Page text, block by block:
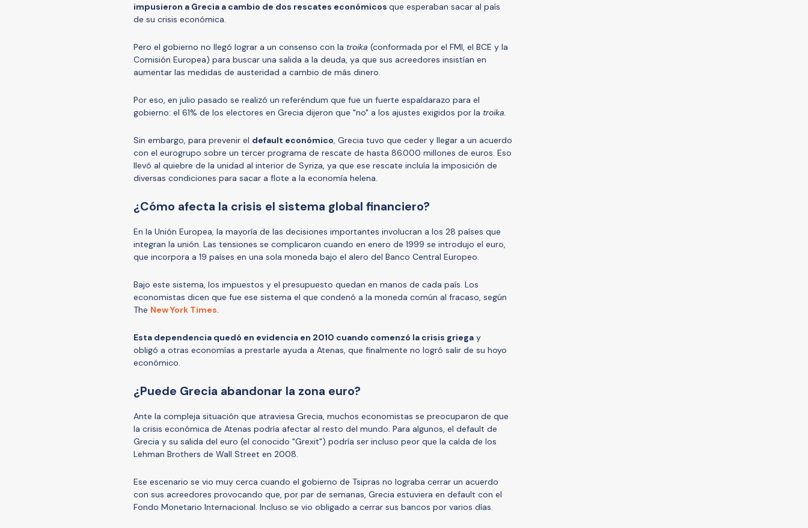
impusieron a Grecia a cambio de dos rescates económicos que esperaban sacar al país
de su crisis económica.
Pero el gobierno no llegó lograr a un consenso con la troika (conformada por el FMI, el BCE y la
Comisión Europea) para buscar una salida a la deuda, ya que sus acreedores insistían en
aumentar las medidas de austeridad a cambio de más dinero.
Por eso, en julio pasado se realizó un referéndum que fue un fuerte espaldarazo para el
gobierno: el 61% de los electores en Grecia dijeron que "no" a los ajustes exigidos por la troika.
Sin embargo, para prevenir el default económico, Grecia tuvo que ceder y llegar a un acuerdo
con el eurogrupo sobre un tercer programa de rescate de hasta 86.000 millones de euros. Eso
llevó al quiebre de la unidad al interior de Syriza, ya que ese rescate incluía la imposición de
diversas condiciones para sacar a flote a la economía helena.
¿Cómo afecta la crisis el sistema global financiero?
En la Unión Europea, la mayoría de las decisiones importantes involucran a los 28 países que
integran la unión. Las tensiones se complicaron cuando en enero de 1999 se introdujo el euro,
que incorpora a 19 países en una sola moneda bajo el alero del Banco Central Europeo.
Bajo este sistema, los impuestos y el presupuesto quedan en manos de cada país. Los
economistas dicen que fue ese sistema el que condenó a la moneda común al fracaso, según
The New York Times.
Esta dependencia quedó en evidencia en 2010 cuando comenzó la crisis griega y
obligó a otras economías a prestarle ayuda a Atenas, que finalmente no logró salir de su hoyo
económico.
¿Puede Grecia abandonar la zona euro?
Ante la compleja situación que atraviesa Grecia, muchos economistas se preocuparon de que
la crisis económica de Atenas podría afectar al resto del mundo. Para algunos, el default de
Grecia y su salida del euro (el conocido "Grexit") podría ser incluso peor que la caída de los
Lehman Brothers de Wall Street en 2008.
Ese escenario se vio muy cerca cuando el gobierno de Tsipras no lograba cerrar un acuerdo
con sus acreedores provocando que, por par de semanas, Grecia estuviera en default con el
Fondo Monetario Internacional. Incluso se vio obligado a cerrar sus bancos por varios días.